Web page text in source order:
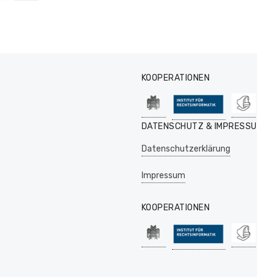
KOOPERATIONEN
DATENSCHUTZ &
Datenschutzerklärung
Impressum
KOOPERATIONEN